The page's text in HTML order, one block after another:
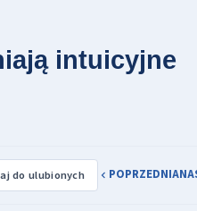
intuicyjne
do ulubionych POPRZEDNIA